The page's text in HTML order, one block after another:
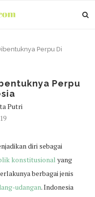
Perpu Di
Perpu
Putri
diri sebagai
konstitusional yang
berbagai jenis
udangan. Indonesia